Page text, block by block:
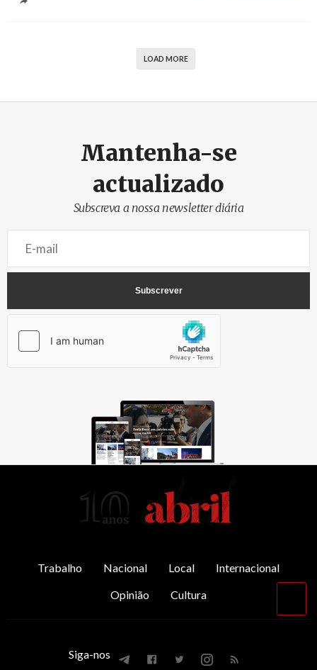
LOAD MORE
Mantenha-se
actualizado
Subscreva a nossa newsletter diária
Trabalho Nacional Local
Internacional
Opinião
Cultura
Siga-nos